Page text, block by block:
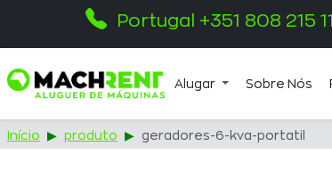
Portugal +351 808 215
Alugar Sobre Nós
Início produto geradores-6-kva-portatil